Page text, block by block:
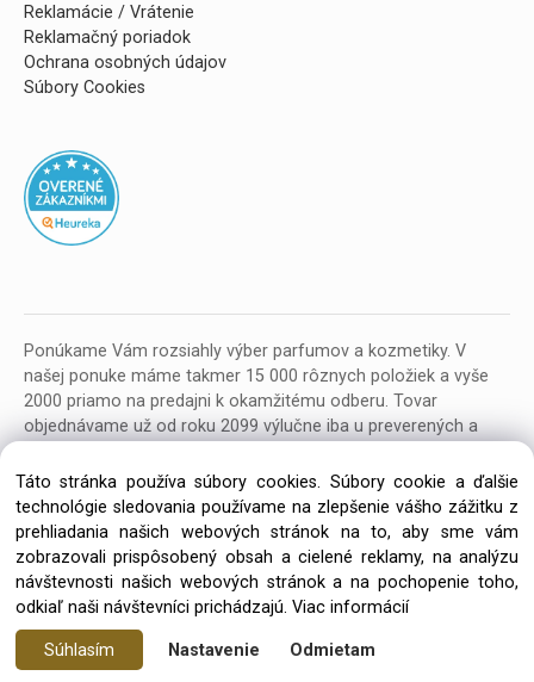
Reklamácie / Vrátenie
Reklamačný poriadok
Ochrana osobných údajov
Súbory Cookies
Ponúkame Vám rozsiahly výber parfumov a kozmetiky. V
našej ponuke máme takmer 15 000 rôznych položiek a vyše
2000 priamo na predajni k okamžitému odberu. Tovar
objednávame už od roku 2099 výlučne iba u preverených a
Copyright © 2026 Parfumeria ORION, All rights reserved
Táto stránka používa súbory cookies. Súbory cookie a ďalšie
technológie sledovania používame na zlepšenie vášho zážitku z
prehliadania našich webových stránok na to, aby sme vám
zobrazovali prispôsobený obsah a cielené reklamy, na analýzu
návštevnosti našich webových stránok a na pochopenie toho,
odkiaľ naši návštevníci prichádzajú. Viac informácií
Súhlasím Nastavenie Odmietam